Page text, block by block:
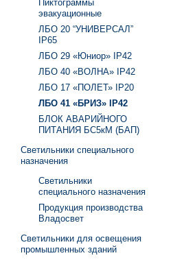
Пиктограммы
эвакуационные
ЛБО 20 “УНИВЕРСАЛ”
IP65
ЛБО 29 «Юниор» IP42
ЛБО 40 «ВОЛНА» IP42
ЛБО 17 «ПОЛЕТ» IP20
ЛБО 41 «БРИЗ» IP42
БЛОК АВАРИЙНОГО
ПИТАНИЯ БС5кМ (БАП)
Светильники специального
назначения
Светильники
специального назначения
Продукция производства
Владосвет
Светильники для освещения
промышленных зданий